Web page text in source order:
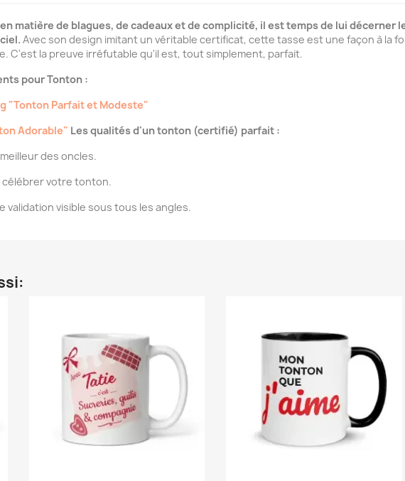
matière de blagues, de cadeaux et de complicité, il est temps de lui décerner
Avec son design imitant un véritable certificat, cette tasse est une façon à la
C'est la preuve irréfutable qu'il est, tout simplement, parfait.
pour Tonton :
"Tonton Parfait et Modeste"
Adorable" Les qualités d'un tonton (certifié) parfait :
des oncles.
célébrer votre tonton.
validation visible sous tous les angles.